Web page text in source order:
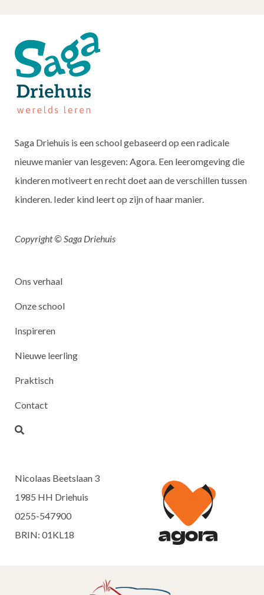
Saga Driehuis is een school gebaseerd op een radicale
nieuwe manier van lesgeven: Agora. Een leeromgeving die
kinderen motiveert en recht doet aan de verschillen tussen
kinderen. Ieder kind leert op zijn of haar manier.
Copyright © Saga Driehuis
Ons verhaal
Onze school
Inspireren
Nieuwe leerling
Praktisch
Contact
Nicolaas Beetslaan 3
1985 HH Driehuis
0255-547900
BRIN: 01KL18